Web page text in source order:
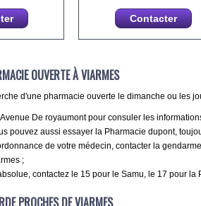
Contacter
OUVERTE À VIARMES
d'une pharmacie ouverte le dimanche ou les
De royaumont pour consuler les
pouvez aussi essayer la Pharmacie dupont,
de votre médecin, contacter la
;
contactez le 15 pour le Samu, le 17 pour
PROCHES DE VIARMES